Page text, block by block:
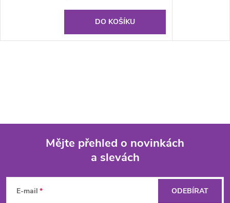
DO KOŠÍKU
Mějte přehled o novinkách
a slevách
E-mail ODEBÍRAT